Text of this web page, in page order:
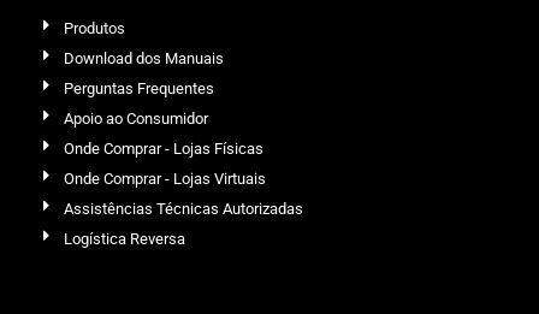
Produtos
Download dos Manuais
Perguntas Frequentes
Apoio ao Consumidor
Onde Comprar - Lojas Físicas
Onde Comprar - Lojas Virtuais
Assistências Técnicas Autorizadas
Logística Reversa